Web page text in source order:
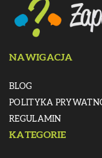
NAWIGACJA
BLOG
POLITYKA
REGULAMIN
KATEGORIE